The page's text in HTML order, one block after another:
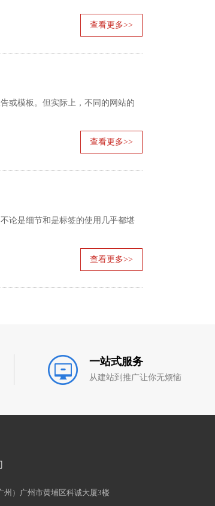
查看更多>>
或模板。但实际上，不同的网站的
查看更多>>
论是细节和是标签的使用几乎都堪
查看更多>>
一站式服务
从建站到推广让你无烦恼
州）广州市黄埔区科诚大厦3楼